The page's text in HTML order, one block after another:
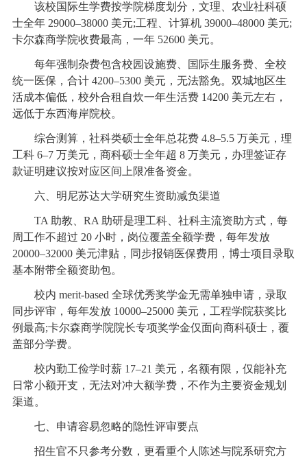
该校国际生学费按学院梯度划分，文理、农业社科硕
士全年 29000–38000 美元;工程、计算机 39000–48000 美元;
卡尔森商学院收费最高，一年 52600 美元。
每年强制杂费包含校园设施费、国际生服务费、全校
统一医保，合计 4200–5300 美元，无法豁免。双城地区生
活成本偏低，校外合租自炊一年生活费 14200 美元左右，
远低于东西海岸院校。
综合测算，社科类硕士全年总花费 4.8–5.5 万美元，理
工科 6–7 万美元，商科硕士全年超 8 万美元，办理签证存
款证明建议按对应区间上限准备资金。
六、明尼苏达大学研究生资助减负渠道
TA 助教、RA 助研是理工科、社科主流资助方式，每
周工作不超过 20 小时，岗位覆盖全额学费，每年发放
20000–32000 美元津贴，同步报销医保费用，博士项目录取
基本附带全额资助包。
校内 merit-based 全球优秀奖学金无需单独申请，录取
同步评审，每年发放 10000–25000 美元，工程学院获奖比
例最高;卡尔森商学院院长专项奖学金仅面向商科硕士，覆
盖部分学费。
校内勤工俭学时薪 17–21 美元，名额有限，仅能补充
日常小额开支，无法对冲大额学费，不作为主要资金规划
渠道。
七、申请容易忽略的隐性评审要点
招生官不只参考分数，更看重个人陈述与院系研究方